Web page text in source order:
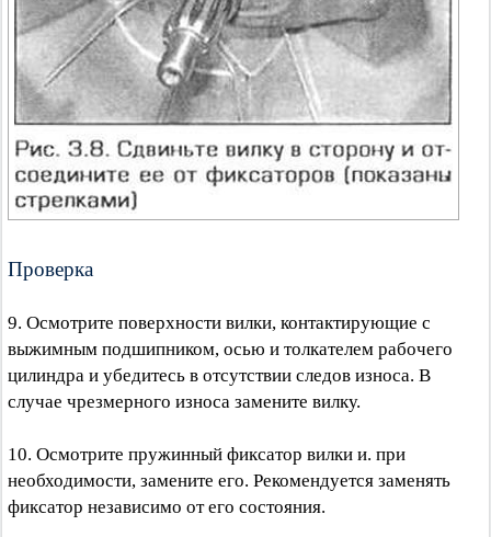
Проверка
9. Осмотрите поверхности вилки, контактирующие с
выжимным подшипником, осью и толкателем рабочего
цилиндра и убедитесь в отсутствии следов износа. В
случае чрезмерного износа замените вилку.
10. Осмотрите пружинный фиксатор вилки и. при
необходимости, замените его. Рекомендуется заменять
фиксатор независимо от его состояния.